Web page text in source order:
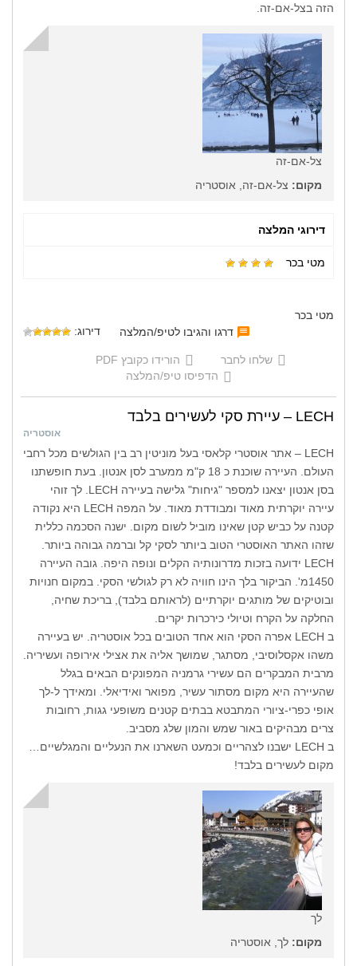
הזה בצל-אם-זה.
צל-אם-זה
מקום: צל-אם-זה, אוסטריה
דירוגי המלצה
מטי בכר
מטי בכר
דרגו והגיבו לטיפ/המלצה
דירוג:
שלחו לחבר
הורידו כקובץ PDF
הדפיסו טיפ/המלצה
LECH – עיירת סקי לעשירים בלבד
אוסטריה
LECH – אתר אוסטרי קלאסי בעל מוניטין רב בין הגולשים מכל רחבי
העולם. העיירה שוכנת כ 18 ק"מ ממערב לסן אנטון. בעת חופשתנו
בסן אנטון יצאנו למספר "גיחות" גלישה בעיירה LECH. לך זוהי
עיירה יוקרתית מאוד ומבודדת מאוד. על המפה LECH היא נקודה
קטנה על כביש קטן שאינו מוביל לשום מקום. ישנה הסכמה כללית
שזהו האתר האוסטרי הטוב ביותר לסקי קל וברמה גבוהה ביותר.
LECH ידועה בזכות מדרונותיה הקלים ונופה היפה. גובה העיירה
1450מ'. הביקור בלך הינו חוויה לא רק לגולשי הסקי. במקום חנויות
ובוטיקים של מותגים יוקרתיים (לראותם בלבד), בריכת שחיה,
החלקה על הקרח וטיולי כירכרות יקרים.
ב LECH אפרה הסקי הוא אחד הטובים בכל אוסטריה. יש בעיירה
משהו אקסלוסיבי, מסתגר, שמושך אליה את אצילי אירופה ועשיריה.
מרבית המבקרים הם עשירי גרמניה המפונקים הבאים בגלל
שהעיירה היא מקום מסתור עשיר, מפואר ואידיאלי. ומאידך ל-לך
אופי כפרי-ציורי המתבטא בבתים קטנים משופעי גגות, רחובות
צרים מבהיקים באור שמש והמון שלג מסביב.
ב LECH ישבנו לצהריים וכמעט השארנו את הנעליים והמגלשיים…
מקום לעשירים בלבד!
לך
מקום: לך, אוסטריה